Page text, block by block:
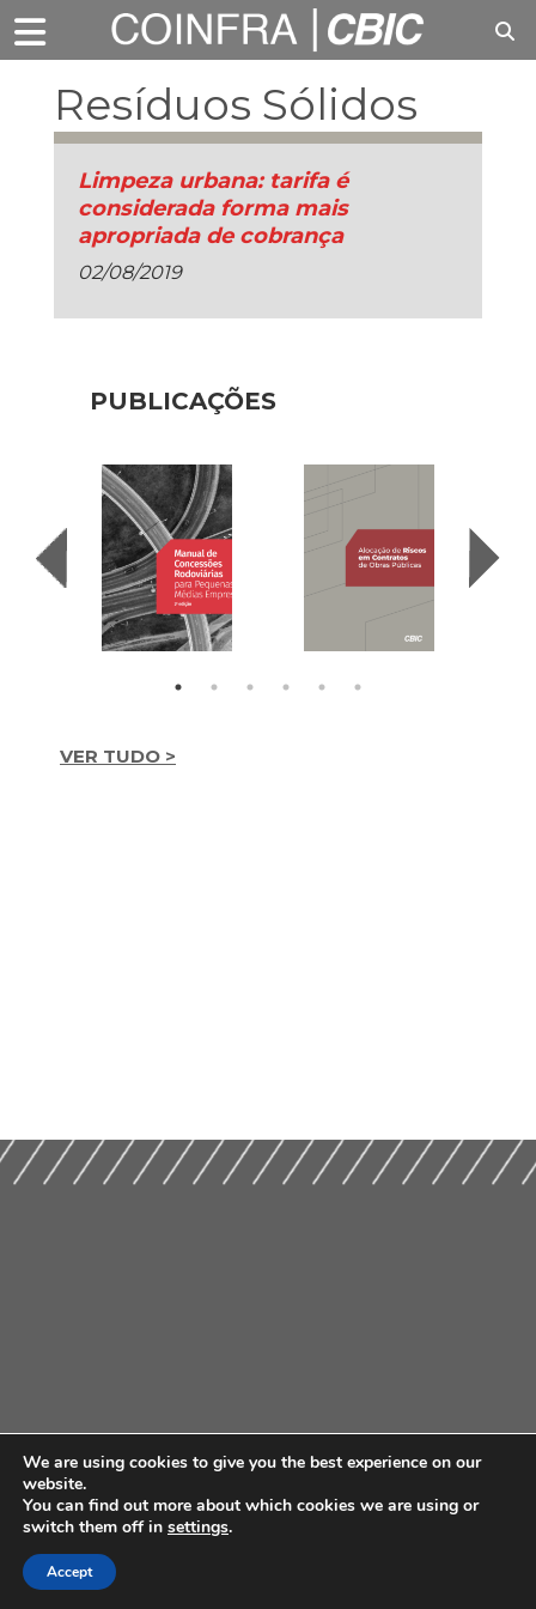
Resíduos Sólidos
Limpeza urbana: tarifa é
considerada forma mais
apropriada de cobrança
02/08/2019
PUBLICAÇÕES
VER TUDO >
We are using cookies to give you the best experience on our
website.
You can find out more about which cookies we are using or
switch them off in settings.
Accept